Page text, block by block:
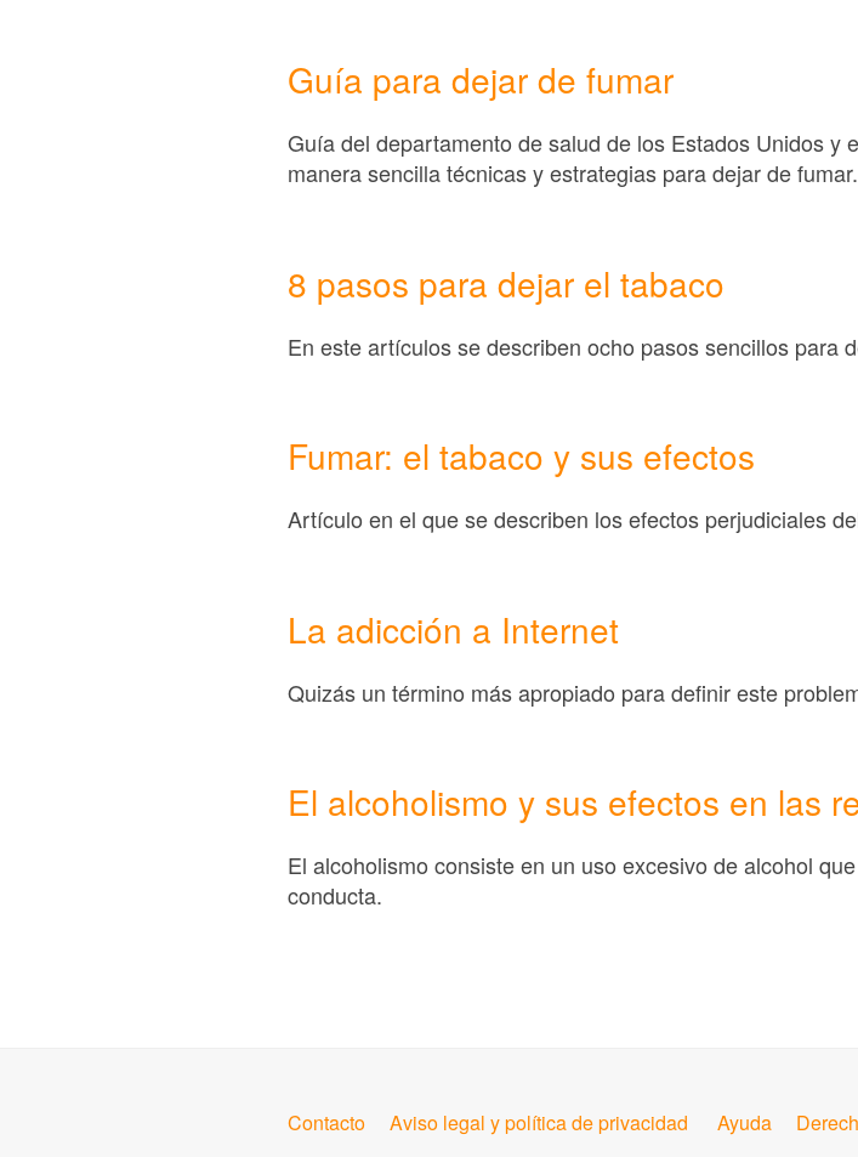
Guía para dejar de fumar
Guía del departamento de salud de los Estados Unidos y
manera sencilla técnicas y estrategias para dejar de fumar.
8 pasos para dejar el tabaco
En este artículos se describen ocho pasos sencillos para
Fumar: el tabaco y sus efectos
Artículo en el que se describen los efectos perjudiciales
La adicción a Internet
Quizás un término más apropiado para definir este
El alcoholismo y sus efectos en las
El alcoholismo consiste en un uso excesivo de alcohol
conducta.
Contacto Aviso legal y política de privacidad Ayuda